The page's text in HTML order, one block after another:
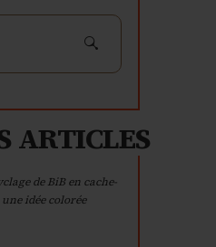
ARTICLES
de BiB en cache-
idée colorée